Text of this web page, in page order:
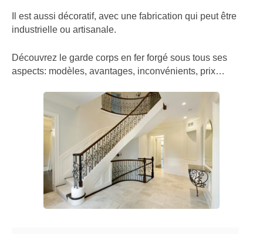
Il est aussi décoratif, avec une fabrication qui peut être
industrielle ou artisanale.
Découvrez le garde corps en fer forgé sous tous ses
aspects: modèles, avantages, inconvénients, prix…